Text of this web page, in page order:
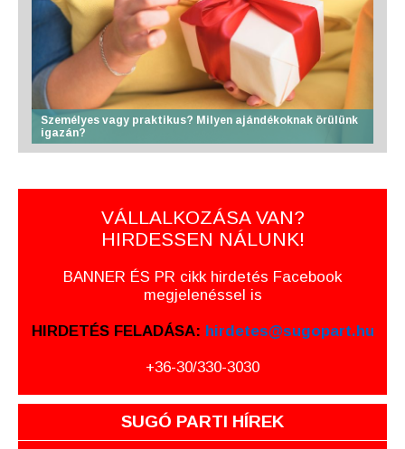
Személyes vagy praktikus? Milyen ajándékoknak örülünk
igazán?
VÁLLALKOZÁSA VAN?
HIRDESSEN NÁLUNK!
BANNER ÉS PR cikk hirdetés Facebook
megjelenéssel is
HIRDETÉS FELADÁSA: hirdetes@sugopart.hu
+36-30/330-3030
SUGÓ PARTI HÍREK